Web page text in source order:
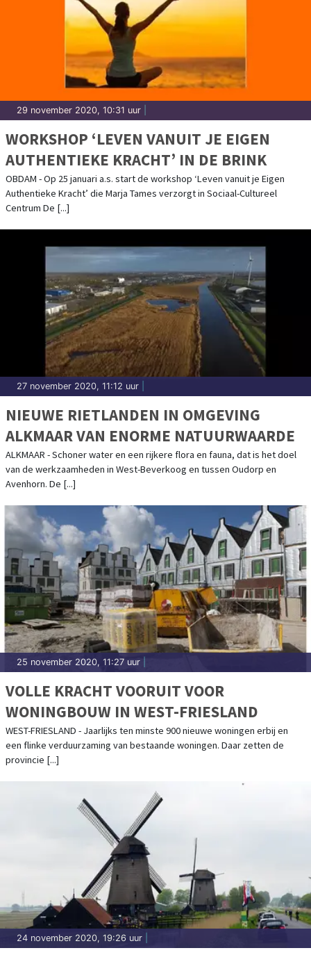
29 november 2020, 10:31 uur
WORKSHOP ‘LEVEN VANUIT JE EIGEN
AUTHENTIEKE KRACHT’ IN DE BRINK
OBDAM - Op 25 januari a.s. start de workshop ‘Leven vanuit je Eigen
Authentieke Kracht’ die Marja Tames verzorgt in Sociaal-Cultureel
Centrum De [...]
27 november 2020, 11:12 uur
NIEUWE RIETLANDEN IN OMGEVING
ALKMAAR VAN ENORME NATUURWAARDE
ALKMAAR - Schoner water en een rijkere flora en fauna, dat is het doel
van de werkzaamheden in West-Beverkoog en tussen Oudorp en
Avenhorn. De [...]
25 november 2020, 11:27 uur
VOLLE KRACHT VOORUIT VOOR
WONINGBOUW IN WEST-FRIESLAND
WEST-FRIESLAND - Jaarlijks ten minste 900 nieuwe woningen erbij en
een flinke verduurzaming van bestaande woningen. Daar zetten de
provincie [...]
24 november 2020, 19:26 uur